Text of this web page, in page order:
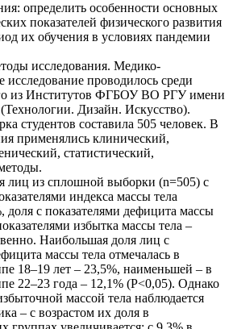
определить особенности основных
показателей физического развития
их обучения в условиях пандемии
исследования. Медико-
исследование проводилось среди
из Институтов ФГБОУ ВО РГУ имени
Дизайн. Искусство).
студентов составила 505 человек. В
применялись клинический,
статистический,
лиц из сплошной выборки (n=505) с
индекса массы тела
доля с показателями дефицита массы
избытка массы тела –
Наибольшая доля лиц с
массы тела отмечалась в
18–19 лет – 23,5%, наименьшей – в
22–23 года – 12,1% (Р˂0,05). Однако
массой тела наблюдается
– с возрастом их доля в